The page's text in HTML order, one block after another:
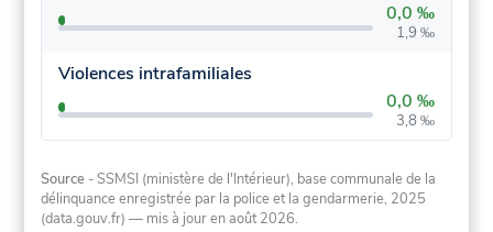
0,0 ‰
1,9 ‰
Violences intrafamiliales
0,0 ‰
3,8 ‰
Source - SSMSI (ministère de l'Intérieur), base communale de la
délinquance enregistrée par la police et la gendarmerie, 2025
(data.gouv.fr) — mis à jour en août 2026.